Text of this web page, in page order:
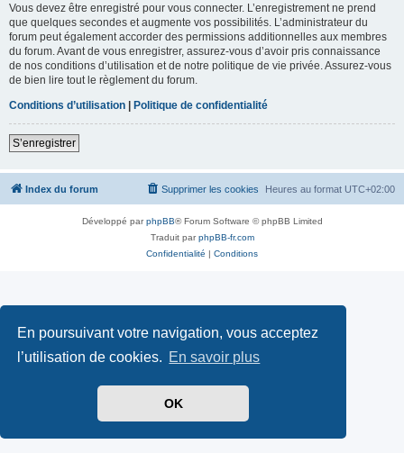
En poursuivant votre navigation, vous acceptez
l’utilisation de cookies. En savoir plus
OK
Vous devez être enregistré pour vous connecter. L’enregistrement ne prend
que quelques secondes et augmente vos possibilités. L’administrateur du
forum peut également accorder des permissions additionnelles aux membres
du forum. Avant de vous enregistrer, assurez-vous d’avoir pris connaissance
de nos conditions d’utilisation et de notre politique de vie privée. Assurez-vous
de bien lire tout le règlement du forum.
Conditions d’utilisation | Politique de confidentialité
S’enregistrer
Index du forum Heures au format UTC+02:00
Supprimer les cookies
Développé parphpBB® Forum Software © phpBB Limited
Traduit parphpBB-fr.com
Confidentialité | Conditions